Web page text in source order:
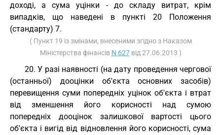
доході, а сума уцінки - до складу витрат, крім
випадків, що наведені в пункті 20 Положення
(стандарту) 7.
( Пункт 19 із змінами, внесеними згідно з Наказом
Міністерства фінансів N 627від 27.06.2013 )
20. У разі наявності (на дату проведення чергової
(останньої) дооцінки об'єкта основних засобів)
перевищення суми попередніх уцінок об'єкта і втрат
від зменшення його корисності над сумою
попередніх дооцінок залишкової вартості цього
об'єкта і вигід від відновлення його корисності, сума